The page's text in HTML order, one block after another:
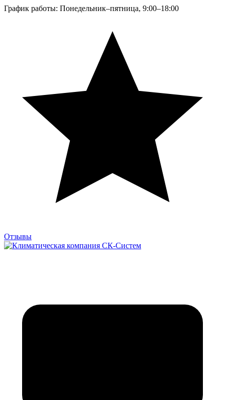
График работы: Понедельник–пятница, 9:00–18:00
Отзывы